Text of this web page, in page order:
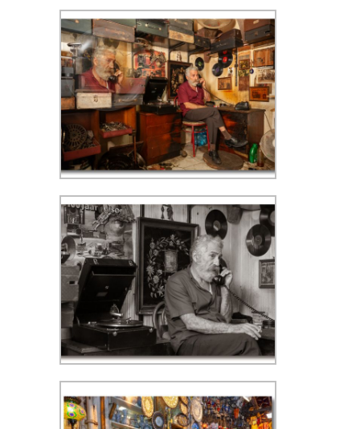
Kapalıçarşı (Grote Bazaar) - ISO
400, f/4, 1/30 sec, 25 mm, WB
kunstlicht
Kapalıçarşı (Grote Bazaar) - ISO
400, f/5.6, 1/30 sec, 24 mm, WB
automaat, indirect geflitst